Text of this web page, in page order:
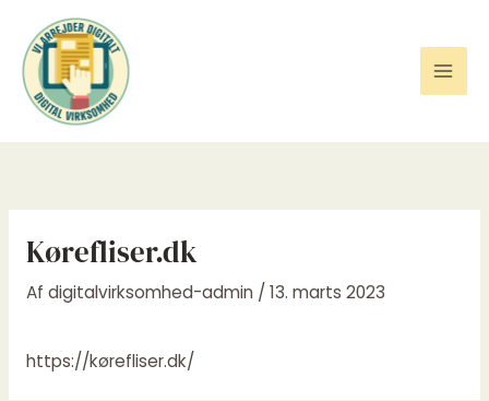
indholdet
Kørefliser.dk
Af digitalvirksomhed-admin / 13. marts 2023
https://kørefliser.dk/